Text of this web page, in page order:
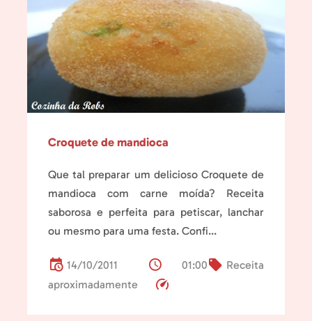
Croquete de mandioca
Que tal preparar um delicioso Croquete de
mandioca com carne moída? Receita
saborosa e perfeita para petiscar, lanchar
ou mesmo para uma festa. Confi...
14/10/2011 Receita
01:00
aproximadamente